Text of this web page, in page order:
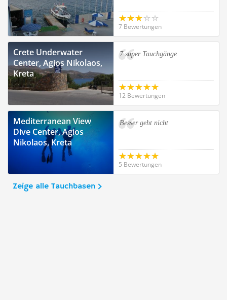
7 Bewertungen
Crete Underwater
Center, Agios Nikolaos,
Kreta
7 super Tauchgänge
12 Bewertungen
Mediterranean View
Dive Center, Agios
Nikolaos, Kreta
Besser geht nicht
5 Bewertungen
Zeige alle Tauchbasen